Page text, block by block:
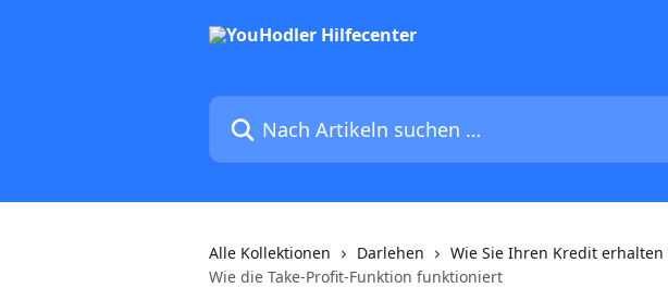
Nach Artikeln suchen …
Alle Kollektionen Darlehen
Wie Sie Ihren Kredit
Wie die Take-Profit-Funktion funktioniert